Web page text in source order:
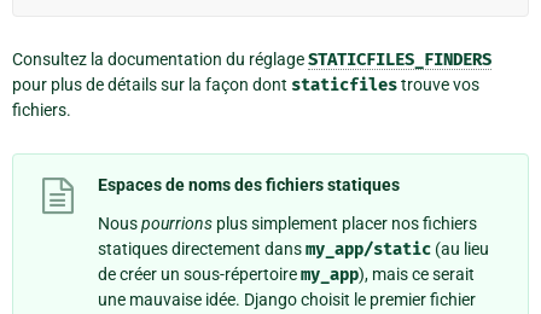
Consultez la documentation du réglageSTATICFILES_FINDERS
pour plus de détails sur la façon dont staticfilestrouve vos
fichiers.
Espaces de noms des fichiers statiques
Nouspourrions plus simplement placer nos fichiers
statiques directement dansmy_app/static (au lieu
de créer un sous-répertoiremy_app), mais ce serait
une mauvaise idée. Django choisit le premier fichier